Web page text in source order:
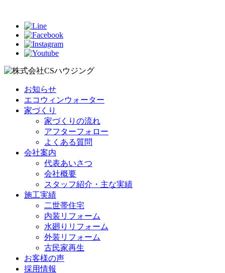
お知らせ
エコウィンウォーター
家づくり
家づくりの流れ
アフターフォロー
よくある質問
会社案内
代表あいさつ
会社概要
スタッフ紹介・主な実績
施工実績
二世帯住宅
内装リフォーム
水廻りリフォーム
外装リフォーム
古民家再生
お客様の声
採用情報